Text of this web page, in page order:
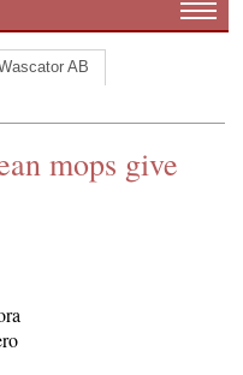
AB
mops give